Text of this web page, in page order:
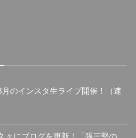
のインスタ生ライブ開催！（速
々にブログを更新！「張三堅の